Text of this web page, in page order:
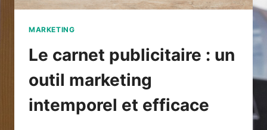
MARKETING
Le carnet publicitaire : un
outil marketing
intemporel et efficace